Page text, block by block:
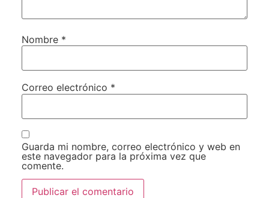
Nombre *
Correo electrónico *
Guarda mi nombre, correo electrónico y web en
este navegador para la próxima vez que
comente.